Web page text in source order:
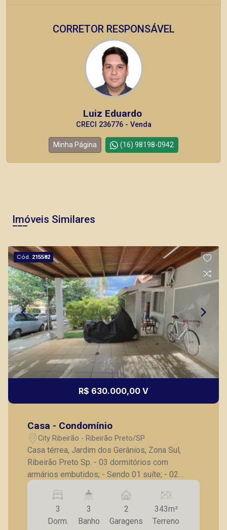
CORRETOR RESPONSÁVEL
Luiz Eduardo
CRECI 236776 - Venda
Minha Página (16) 98198-0942
Imóveis Similares
Cód. 215582
R$ 630.000,00 V
Casa - Condomínio
City Ribeirão - Ribeirão Preto/SP
Casa térrea, Jardim dos Gerânios, Zona Sul,
Ribeirão Preto Sp. - 03 dormitórios com
armários embutidos; - Sendo 01 suíte; - 02
dormitórios com ar condicionado; - Sala para 02
ambientes com ar condicionado; - Sala de
jantar/Copa; - 02 banheiros com armários
embutido e box; - Cozinha planejada; -
3
Dorm.
3
Banho
2
Garagens
343m²
Terreno